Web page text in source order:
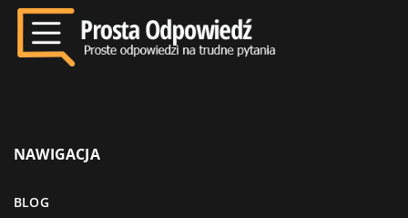
NAWIGACJA
BLOG